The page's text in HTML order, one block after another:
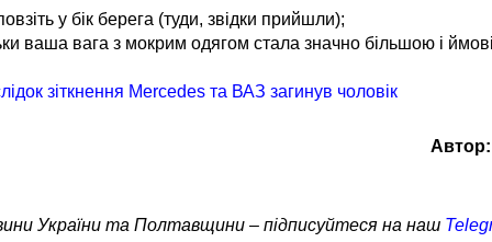
у бік берега (туди, звідки прийшли);
ваша вага з мокрим одягом стала значно більшою і
зіткнення Mercedes та ВАЗ загинув чоловік
Автор:
України та Полтавщини – підписуйтеся на наш